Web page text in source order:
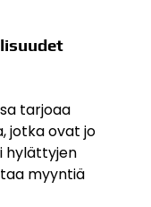
tarjoaa
jotka ovat jo
hylättyjen
myyntiä